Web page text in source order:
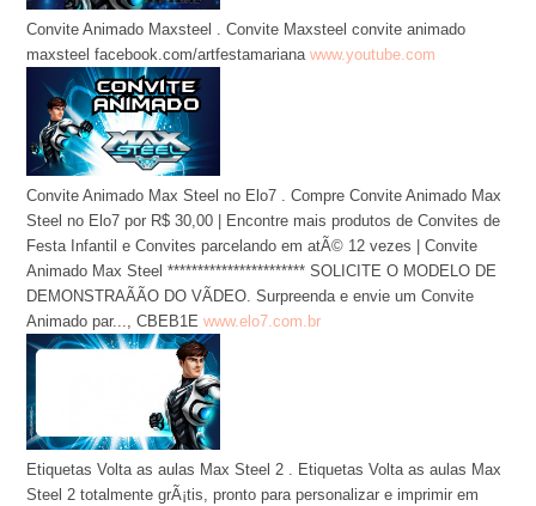
Convite Animado Maxsteel . Convite Maxsteel convite animado
maxsteel facebook.com/artfestamariana www.youtube.com
Convite Animado Max Steel no Elo7 . Compre Convite Animado Max
Steel no Elo7 por R$ 30,00 | Encontre mais produtos de Convites de
Festa Infantil e Convites parcelando em atÃ© 12 vezes | Convite
Animado Max Steel *********************** SOLICITE O MODELO DE
DEMONSTRAÃÃO DO VÃDEO. Surpreenda e envie um Convite
Animado par..., CBEB1E www.elo7.com.br
Etiquetas Volta as aulas Max Steel 2 . Etiquetas Volta as aulas Max
Steel 2 totalmente grÃ¡tis, pronto para personalizar e imprimir em